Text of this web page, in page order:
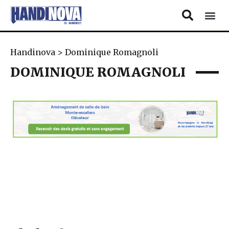
Handinova > Dominique Romagnoli
DOMINIQUE ROMAGNOLI